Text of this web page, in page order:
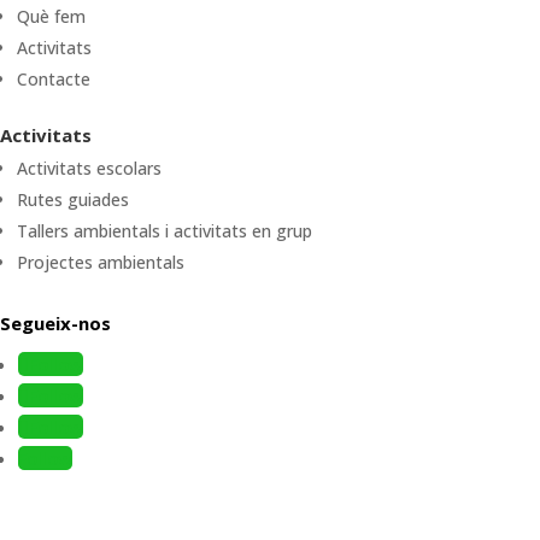
Què fem
Activitats
Contacte
Activitats
Activitats escolars
Rutes guiades
Tallers ambientals i activitats en grup
Projectes ambientals
Segueix-nos
Follow
Follow
Follow
Follow